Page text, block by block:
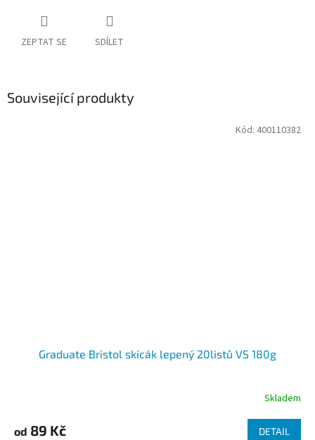
ZEPTAT SE SDÍLET
Související produkty
Graduate Bristol skicák lepený 20listů VS 180g
Skladem
od 89 Kč DETAIL
Kód: 400110382